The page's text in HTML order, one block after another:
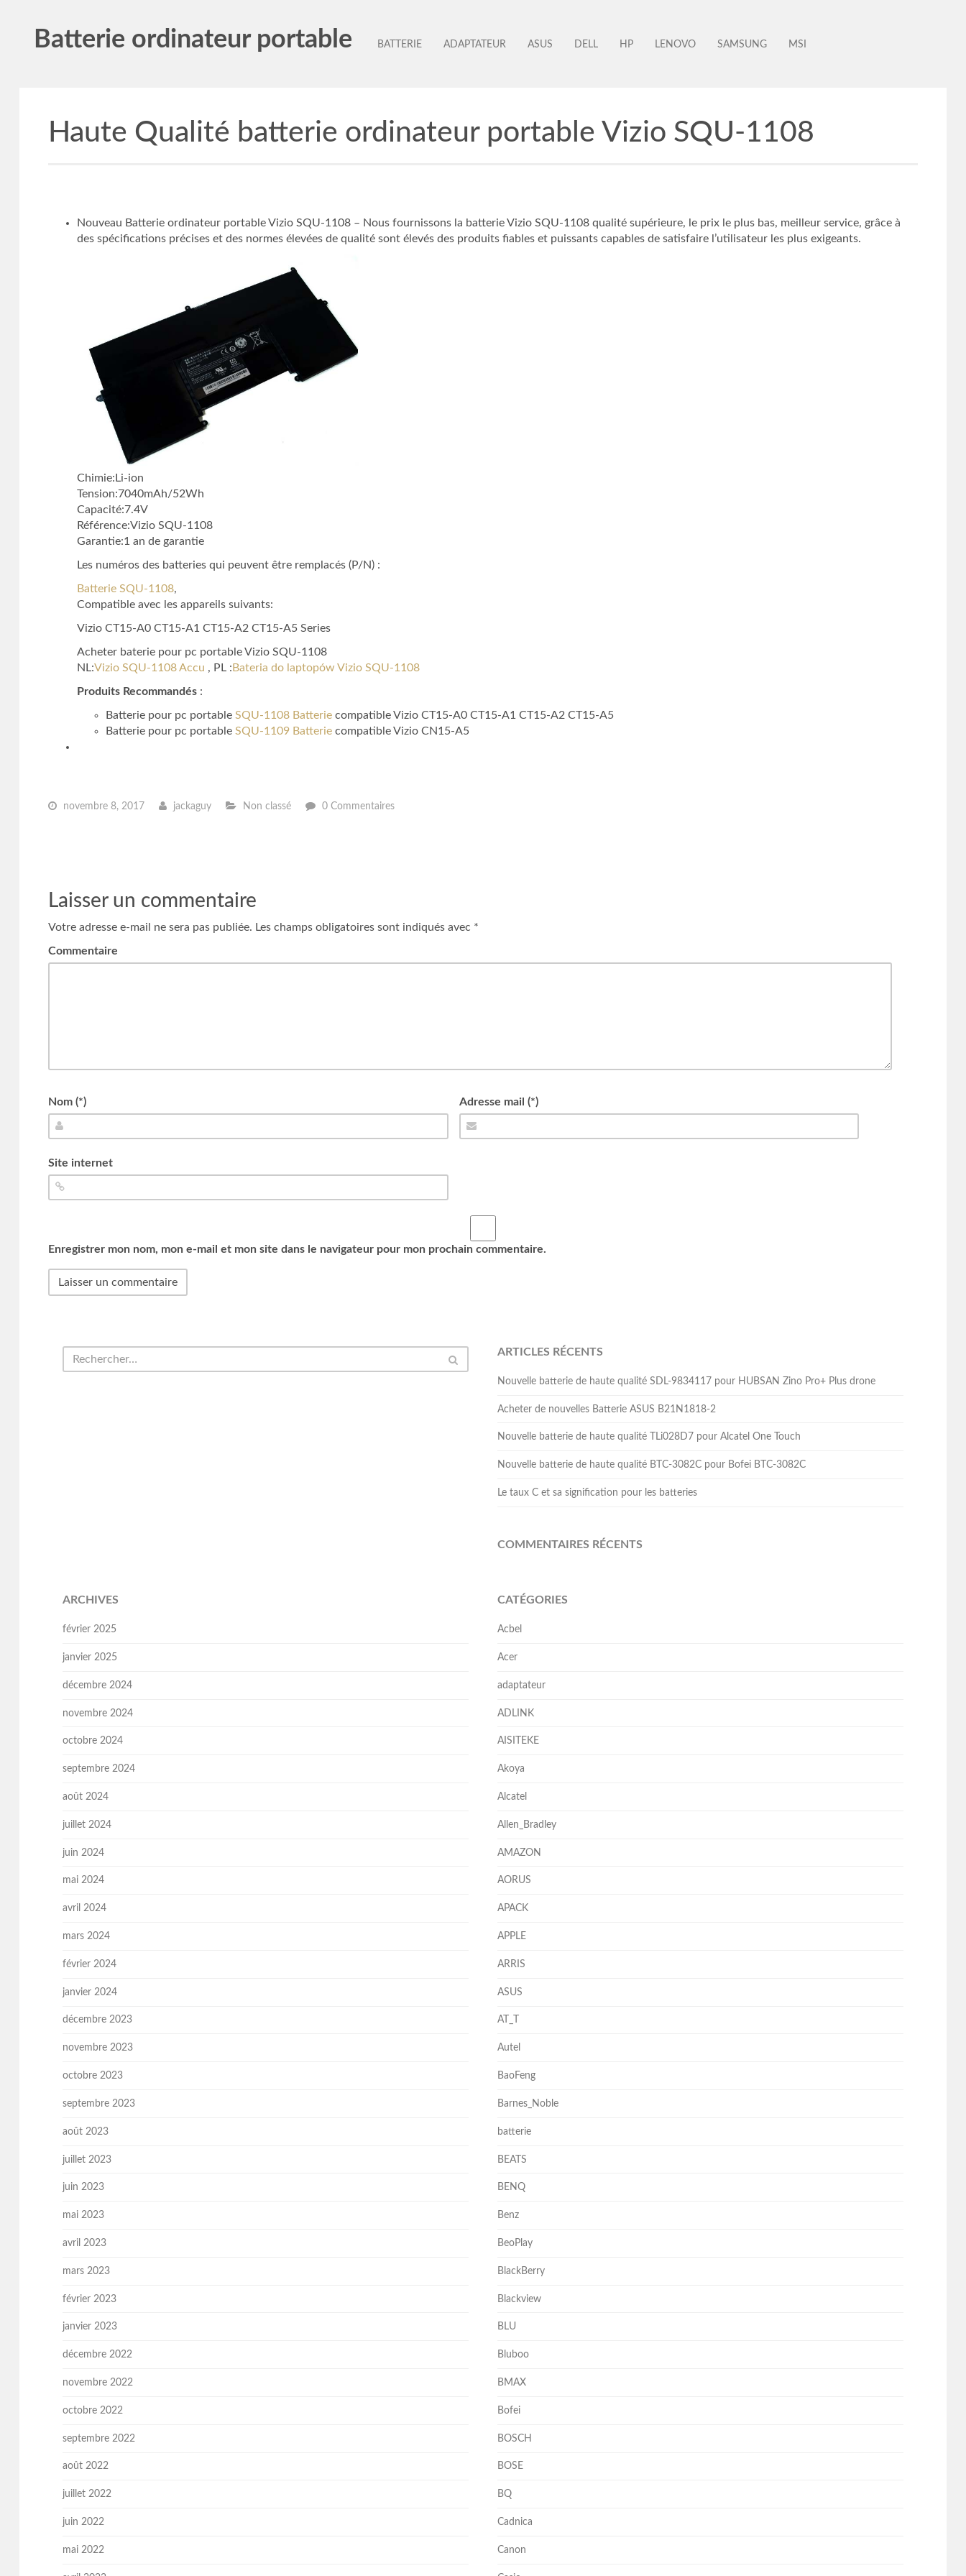
Batterie ordinateur portable BATTERIE ADAPTATEUR ASUS DELL HP LENOVO SAMSUNG MSI
Haute Qualité batterie ordinateur portable Vizio SQU-1108
Nouveau Batterie ordinateur portable Vizio SQU-1108 – Nous fournissons la batterie Vizio SQU-1108 qualité supérieure, le prix le plus bas, meilleur service, grâce à
des spécifications précises et des normes élevées de qualité sont élevés des produits fiables et puissants capables de satisfaire l’utilisateur les plus exigeants.
Chimie:Li-ion
Tension:7040mAh/52Wh
Capacité:7.4V
Référence:Vizio SQU-1108
Garantie:1 an de garantie
Les numéros des batteries qui peuvent être remplacés (P/N) :
Batterie SQU-1108,
Compatible avec les appareils suivants:
Vizio CT15-A0 CT15-A1 CT15-A2 CT15-A5 Series
Acheter baterie pour pc portable Vizio SQU-1108
NL:Vizio SQU-1108 Accu , PL : Bateria do laptopów Vizio SQU-1108
Produits Recommandés:
Batterie pour pc portable SQU-1108 Batteriecompatible Vizio CT15-A0 CT15-A1 CT15-A2 CT15-A5
Batterie pour pc portable SQU-1109 Batteriecompatible Vizio CN15-A5
novembre 8, 2017 jackaguy Non classé 0 Commentaires
Laisser un commentaire
Votre adresse e-mail ne sera pas publiée. Les champs obligatoires sont indiqués avec *
Commentaire
Nom (*) Adresse mail (*)
Site internet
Enregistrer mon nom, mon e-mail et mon site dans le navigateur pour mon prochain commentaire.
ARTICLES RÉCENTS
Nouvelle batterie de haute qualité SDL-9834117 pour HUBSAN Zino Pro+ Plus drone
Acheter de nouvelles Batterie ASUS B21N1818-2
Nouvelle batterie de haute qualité TLi028D7 pour Alcatel One Touch
Nouvelle batterie de haute qualité BTC-3082C pour Bofei BTC-3082C
Le taux C et sa signification pour les batteries
COMMENTAIRES RÉCENTS
ARCHIVES
février 2025
janvier 2025
décembre 2024
novembre 2024
octobre 2024
septembre 2024
août 2024
juillet 2024
juin 2024
mai 2024
avril 2024
mars 2024
février 2024
janvier 2024
décembre 2023
novembre 2023
octobre 2023
septembre 2023
août 2023
juillet 2023
juin 2023
mai 2023
avril 2023
mars 2023
février 2023
janvier 2023
décembre 2022
novembre 2022
octobre 2022
septembre 2022
août 2022
juillet 2022
juin 2022
mai 2022
CATÉGORIES
Acbel
Acer
adaptateur
ADLINK
AISITEKE
Akoya
Alcatel
Allen_Bradley
AMAZON
AORUS
APACK
APPLE
ARRIS
ASUS
AT_T
Autel
BaoFeng
Barnes_Noble
batterie
BEATS
BENQ
Benz
BeoPlay
BlackBerry
Blackview
BLU
Bluboo
BMAX
Bofei
BOSCH
BOSE
BQ
Cadnica
Canon